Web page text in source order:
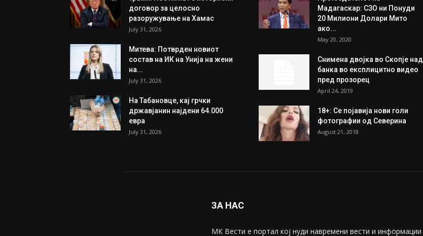
договор за целосно
разоружување на Хамас
July 31, 2026
Митева: Потврден новиот
состав на ИК на Унија на жени
на...
July 31, 2026
На Табановце, кај грчки
државјанин најдени 64.000
евра
July 31, 2026
Мадагаскар: СЗО ни Понуди
20 Милиони Долари Мито
ако...
May 20, 2020
Снимена двојка во Скопје над
банка во експлицитно видео
пред прозорец
April 24, 2019
18+: Се појавија нови голи
фотографии од Северина
August 21, 2018
ЗА НАС
МК Вести е портал коj нуди навремени вести и информации